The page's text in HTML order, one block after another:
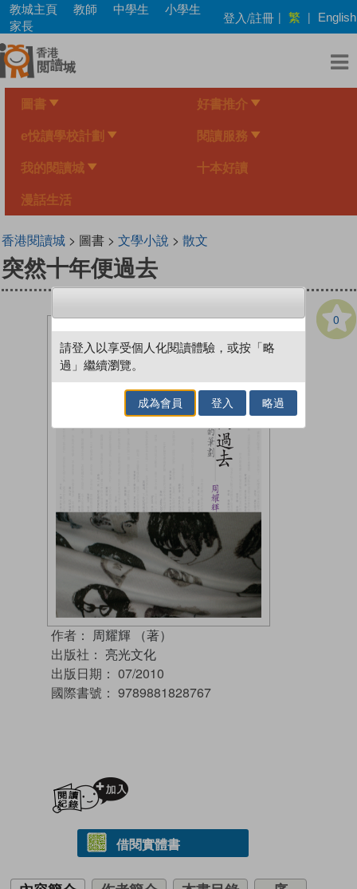
Skip
main
content
教城主頁 教師 中學生
小學生
家長
登入/註冊 | 繁 | English
圖書 好書推介
e悅讀學校計劃 閱讀服務
我的閱讀城 十本好讀
漫話生活
香港閱讀城> 圖書 > 文學小說 > 散文
突然十年便過去
0
作者： 周耀輝 （著）
出版社： 亮光文化
出版日期： 07/2010
國際書號： 9789881828767
借閱實體書
請登入以享受個人化閱讀體驗，或按「略
過」繼續瀏覽。
成為會員 登入 略過